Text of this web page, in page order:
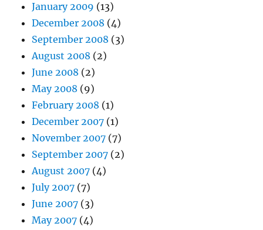
January 2009 (13)
December 2008 (4)
September 2008 (3)
August 2008 (2)
June 2008 (2)
May 2008 (9)
February 2008 (1)
December 2007 (1)
November 2007 (7)
September 2007 (2)
August 2007 (4)
July 2007 (7)
June 2007 (3)
May 2007 (4)